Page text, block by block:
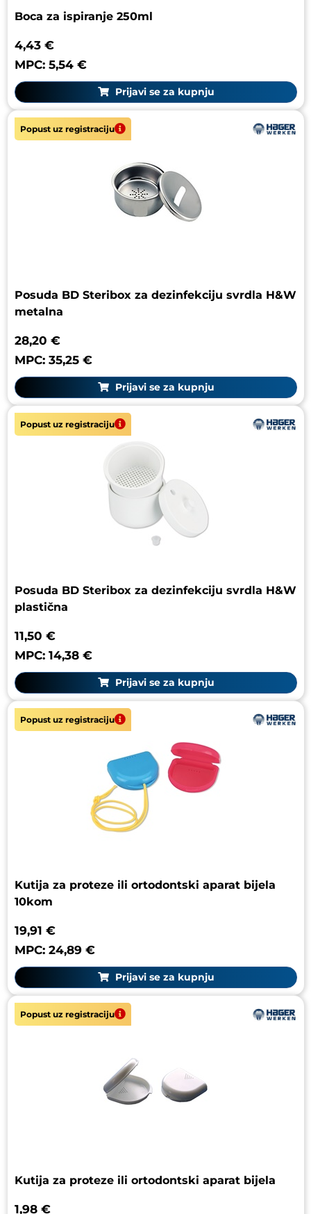
Boca za ispiranje 250ml
4,43 €
MPC: 5,54 €
Prijavi se za kupnju
Popust uz registraciju
Posuda BD Steribox za dezinfekciju svrdla H&W
metalna
28,20 €
MPC: 35,25 €
Prijavi se za kupnju
Popust uz registraciju
Posuda BD Steribox za dezinfekciju svrdla H&W
plastična
11,50 €
MPC: 14,38 €
Prijavi se za kupnju
Popust uz registraciju
Kutija za proteze ili ortodontski aparat bijela
10kom
19,91 €
MPC: 24,89 €
Prijavi se za kupnju
Popust uz registraciju
Kutija za proteze ili ortodontski aparat bijela
1,98 €